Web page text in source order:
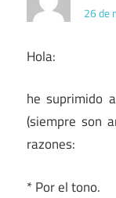
26 de
Hola:
he suprimido
(siempre son
razones:
* Por el tono.